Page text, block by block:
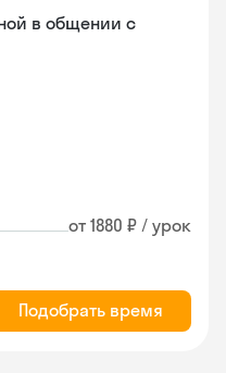
в общении с
от 1880 ₽ / урок
Подобрать время